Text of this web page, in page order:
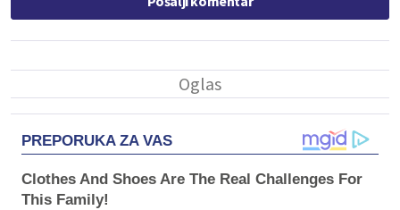
PREPORUKA ZA VAS
Clothes And Shoes Are The Real Challenges For
This Family!